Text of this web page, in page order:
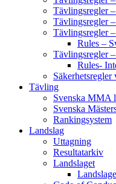
Tävlingsregler
Tävlingsregler
Tävlingsregler
Rules –
Tävlingsregler
Rules-
Tävling
Svenska MMA
Svenska
Rankingsystem
Landslag
Uttagning
Resultatarkiv
Landslaget